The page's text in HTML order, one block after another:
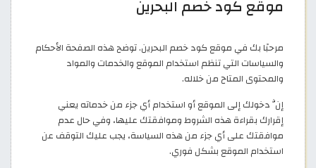
موقع كود خصم البحرين
مرحبًا بك في موقع كود خصم البحرين. توضح هذه الصفحة الأحكام
والسياسات التي تنظم استخدام الموقع والخدمات والمواد
والمحتوى المتاح من خلاله.
إنَّ دخولك إلى الموقع أو استخدام أي جزء من خدماته يعني
إقرارك بقراءة هذه الشروط وموافقتك عليها، وفي حال عدم
موافقتك على أي جزء من هذه السياسة، يجب عليك التوقف عن
استخدام الموقع بشكل فوري.